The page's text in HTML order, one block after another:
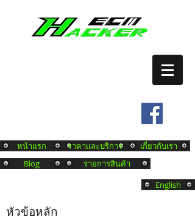
หน้าแรก ราคาและบริการ
เกี่ยวกับเรา
Blog
รายการสินค้า
English
หัวข้อหลัก